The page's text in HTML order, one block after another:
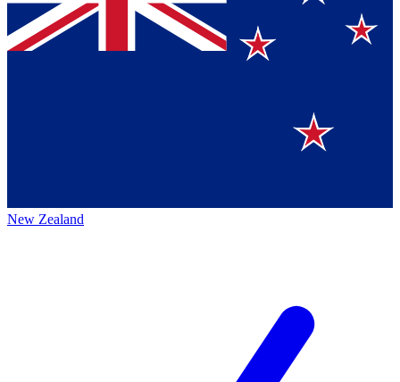
New Zealand